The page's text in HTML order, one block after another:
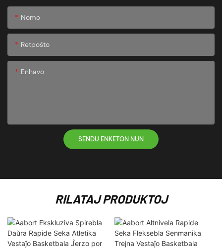
Nomo
Retpoŝto
Enhavo
SENDU ENKETON NUN
RILATAJ PRODUKTOJ